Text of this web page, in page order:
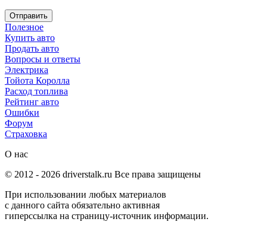
Отправить
Полезное
Купить авто
Продать авто
Вопросы и ответы
Электрика
Тойота Королла
Расход топлива
Рейтинг авто
Ошибки
Форум
Страховка
О нас
© 2012 - 2026 driverstalk.ru Все права защищены
При использовании любых материалов
с данного сайта обязательно активная
гиперссылка на страницу-источник информации.